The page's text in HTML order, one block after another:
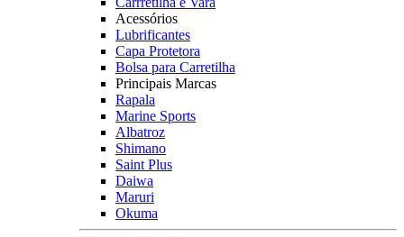
Acessórios
Lubrificantes
Capa Protetora
Bolsa para Carretilha
Principais Marcas
Rapala
Marine Sports
Albatroz
Shimano
Saint Plus
Daiwa
Maruri
Okuma